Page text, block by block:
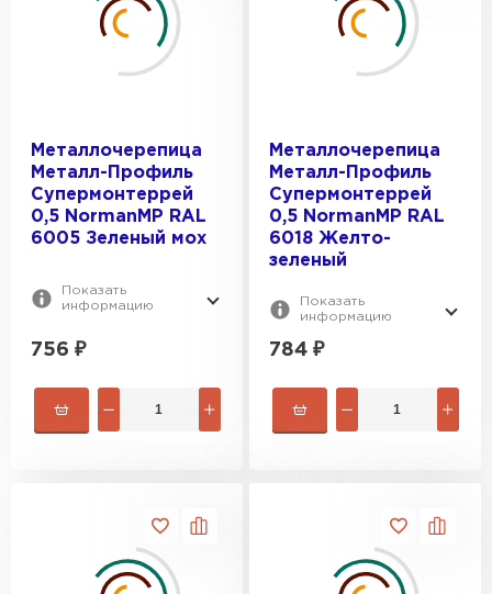
Металлочерепица
Металл-Профиль
Супермонтеррей
0,5 NormanMP RAL
6005 Зеленый мох
Показать
информацию
756 ₽
Металлочерепица
Металл-Профиль
Супермонтеррей
0,5 NormanMP RAL
6018 Желто-
зеленый
Показать
информацию
784 ₽